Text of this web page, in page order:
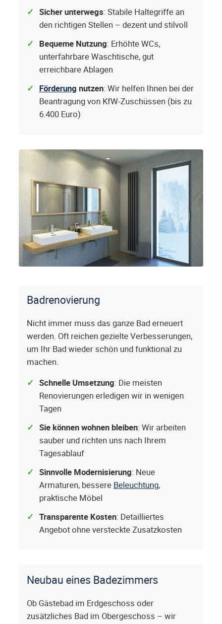
Sicher unterwegs: Stabile Haltegriffe an
den richtigen Stellen – dezent und stilvoll
Bequeme Nutzung: Erhöhte WCs,
unterfahrbare Waschtische, gut
erreichbare Ablagen
Förderung nutzen: Wir helfen Ihnen bei der
Beantragung von KfW-Zuschüssen (bis zu
6.400 Euro)
Badrenovierung
Nicht immer muss das ganze Bad erneuert
werden. Oft reichen gezielte Verbesserungen,
um Ihr Bad wieder schön und funktional zu
machen.
Schnelle Umsetzung: Die meisten
Renovierungen erledigen wir in wenigen
Tagen
Sie können wohnen bleiben: Wir arbeiten
sauber und richten uns nach Ihrem
Tagesablauf
Sinnvolle Modernisierung: Neue
Armaturen, bessere Beleuchtung,
praktische Möbel
Transparente Kosten: Detailliertes
Angebot ohne versteckte Zusatzkosten
Neubau eines Badezimmers
Ob Gästebad im Erdgeschoss oder
zusätzliches Bad im Obergeschoss – wir